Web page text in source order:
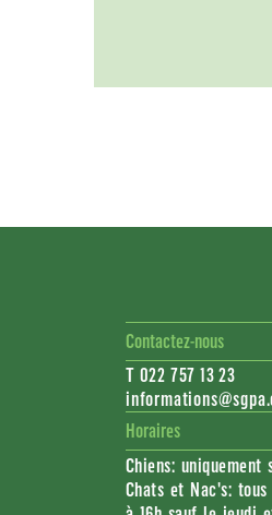
Contactez-nous
T 022 757 13 23
Horaires
Chiens: uniquement
Chats et Nac's: